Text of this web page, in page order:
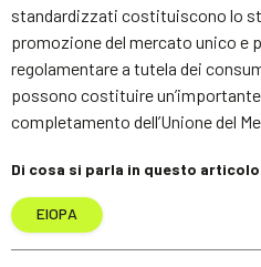
standardizzati costituiscono lo
promozione del mercato unico e
regolamentare a tutela dei
possono costituire
completamento dell’Unione del
Di cosa si parla in questo articolo
EIOPA